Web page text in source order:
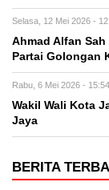
Selasa, 12 Mei 2026 -
‎Ahmad Alfan
Partai Golongan
Rabu, 6 Mei 2026 -
Wakil Wali Kota
Jaya
BERITA